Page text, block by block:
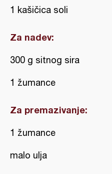
1 kašičica soli
Za nadev:
300 g sitnog sira
1 žumance
Za premazivanje:
1 žumance
malo ulja